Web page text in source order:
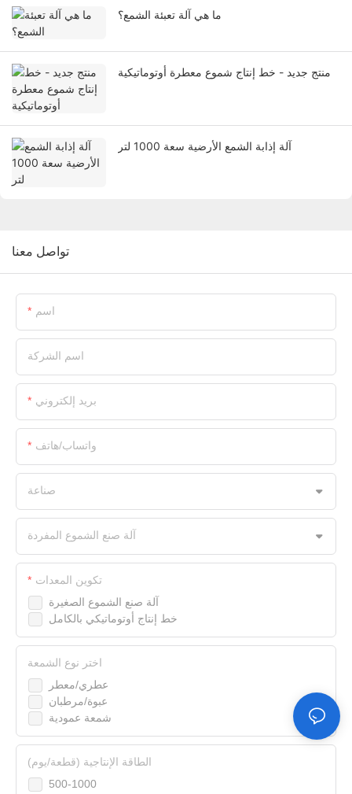
ما هي آلة تعبئة الشمع؟
منتج جديد - خط إنتاج شموع معطرة أوتوماتيكية
آلة إذابة الشمع الأرضية سعة 1000 لتر
تواصل معنا
اسم
اسم الشركة
بريد إلكتروني
واتساب/هاتف
صناعة
آلة صنع الشموع المفردة
آلة صنع الشموع الصغيرة
خط إنتاج أوتوماتيكي بالكامل
تكوين المعدات
عطري/معطر
عبوة/مرطبان
شمعة عمودية
اختر نوع الشمعة
500-1000
الطاقة الإنتاجية (قطعة/يوم)